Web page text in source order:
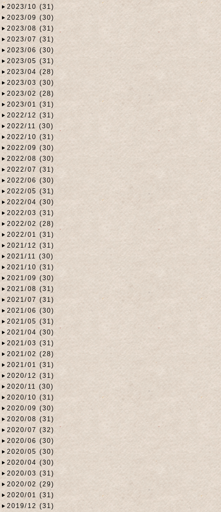
2023/10 (31)
2023/09 (30)
2023/08 (31)
2023/07 (31)
2023/06 (30)
2023/05 (31)
2023/04 (28)
2023/03 (30)
2023/02 (28)
2023/01 (31)
2022/12 (31)
2022/11 (30)
2022/10 (31)
2022/09 (30)
2022/08 (30)
2022/07 (31)
2022/06 (30)
2022/05 (31)
2022/04 (30)
2022/03 (31)
2022/02 (28)
2022/01 (31)
2021/12 (31)
2021/11 (30)
2021/10 (31)
2021/09 (30)
2021/08 (31)
2021/07 (31)
2021/06 (30)
2021/05 (31)
2021/04 (30)
2021/03 (31)
2021/02 (28)
2021/01 (31)
2020/12 (31)
2020/11 (30)
2020/10 (31)
2020/09 (30)
2020/08 (31)
2020/07 (32)
2020/06 (30)
2020/05 (30)
2020/04 (30)
2020/03 (31)
2020/02 (29)
2020/01 (31)
2019/12 (31)